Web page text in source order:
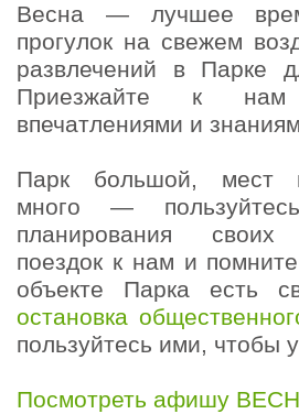
Весна — лучшее
прогулок на свежем
развлечений в Парке
Приезжайте к
впечатлениями и
Парк большой, мест
много —
планирования своих
поездок к нам и
объекте Парка есть
остановка
пользуйтесь ими, чтобы
Посмотреть афишу